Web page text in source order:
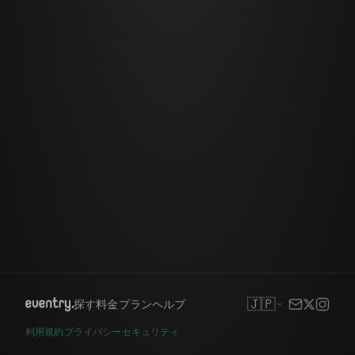
探す料金プランヘルプ 🇯🇵
利用規約 プライバシー セキュリティ